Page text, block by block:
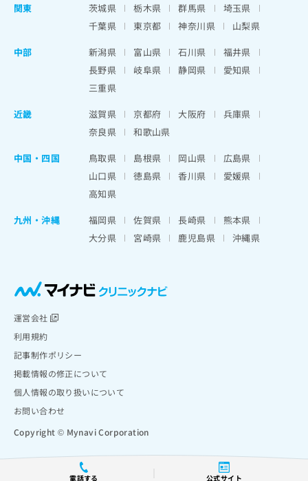
電話する 公式サイト
関東
茨城県 栃木県 群馬県
埼玉県
千葉県
東京都 神奈川県
山梨県
中部
新潟県 富山県 石川県
福井県
長野県
岐阜県 静岡県
愛知県
三重県
近畿
滋賀県 京都府 大阪府
兵庫県
奈良県
和歌山県
中国・四国
鳥取県 島根県 岡山県
広島県
山口県
徳島県 香川県
愛媛県
高知県
九州・沖縄
福岡県 佐賀県 長崎県
熊本県
大分県
宮崎県 鹿児島県 沖縄県
運営会社
利用規約
記事制作ポリシー
掲載情報の修正について
個人情報の取り扱いについて
お問い合わせ
Copyright © Mynavi Corporation